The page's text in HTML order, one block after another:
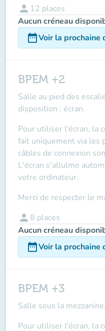
person 12 places
Aucun créneau
date_rangeVoir la prochaine
BPEM +2
Salle au pied des
disposition : écran.
Pour utiliser l'écran, la
fait uniquement via les
câbles de connexion
L'écran s'allulme
votre ordinateur.
Merci de respecter le
person 8 places
Aucun créneau
date_rangeVoir la prochaine
BPEM +3
Salle sous la
Pour utiliser l'écran, la